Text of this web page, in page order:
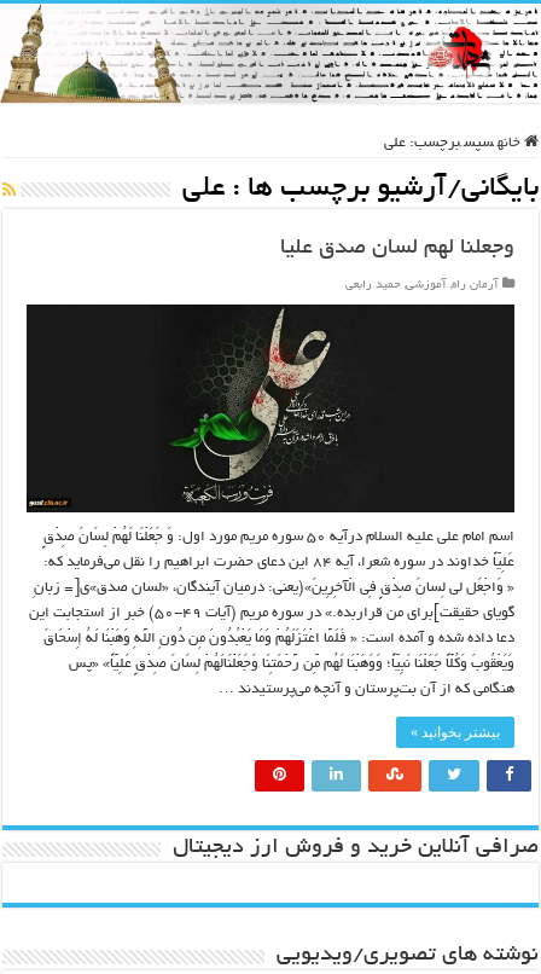
خانه سپس برچسب: علی
بایگانی/آرشیو برچسب ها : علی
وجعلنا لهم لسان صدق علیا
آرمان راه, آموزشی, حمید رابعی
اسم امام علی علیه السلام درآیه ۵۰ سوره مریم مورد اول: وَ جَعَلْنَا لَهُمْ لِسَانَ صِدْقٍ
عَلِیّاً خداوند در سوره شعرا، آیه ۸۴ این دعای حضرت ابراهیم را نقل می‌فرماید که:
« وَاجْعَل لی لِسانَ صِدْقٍ فِی الْآخِرِینَ»(یعنی: درمیان آیندگان، «لسان صدق»ی[= زبانِ
گویای حقیقت]برای من قراربده.» در سوره مریم (آیات ۴۹-۵۰) خبر از استجابت این
دعا داده شده و آمده است: « فَلَمَّا اعْتَزَلَهُمْ وَمَا یَعْبُدُونَ مِن دُونِ اللَّهِ وَهَبْنَا لَهُ إِسْحَاقَ
وَیَعْقُوبَ وَکُلّاً جَعَلْنَا نَبِیّاً؛ وَوَهَبْنَا لَهُم مِّن رَّحْمَتِنَا وَجَعَلْنَالَهُمْ لِسَانَ صِدْقٍ عَلِیّاً» «پس
هنگامی که از آن بت‌پرستان و آنچه می‌پرستیدند …
بیشتر بخوانید »
صرافی آنلاین خرید و فروش ارز دیجیتال
نوشته های تصویری/ویدیویی